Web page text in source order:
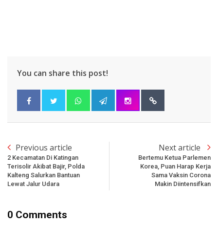
You can share this post!
Previous article
2 Kecamatan Di Katingan
Terisolir Akibat Bajir, Polda
Kalteng Salurkan Bantuan
Lewat Jalur Udara
Next article
Bertemu Ketua Parlemen
Korea, Puan Harap Kerja
Sama Vaksin Corona
Makin Diintensifkan
0 Comments